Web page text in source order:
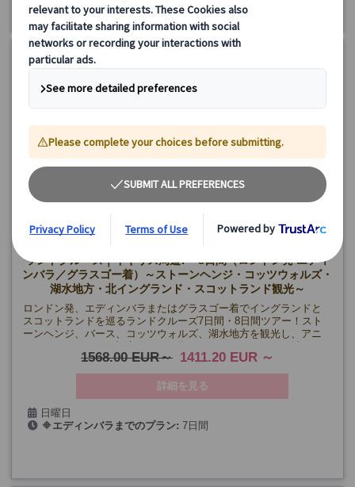
🔷月曜日出発プラン:5/4、5/18、6/1、6/15、6/29、7/13、7/27、
8/10、8/24、9/7、9/21、10/5、10/19
ランドクルーズ｜イギリス周遊7～8日間（ロンドン発 エディ
ンバラ／グラスゴー着）～ストーンヘンジ・コッツウォルズ・
湖水地方・北イングランド・スコットランド観光～
ロンドン発、エディンバラまたはグラスゴー着でイングランドと
スコットランドを巡るランドクルーズ7日間・8日間ツアー！スト
ーンヘンジ、バース、コッツウォルズ、湖水地方を観光し、アニ
スコットランドの絶景と伝説を楽しめます♪安心の日本語係員同行
(一部区間除く)。
1568.00 EUR 1411.20 EUR
詳細を見る
日曜日
(5/3、5/17、5/31、6/14、6/28、7/12、7/26、8/9、8/23、9/6、
🔶エディンバラまでのプラン:7日間